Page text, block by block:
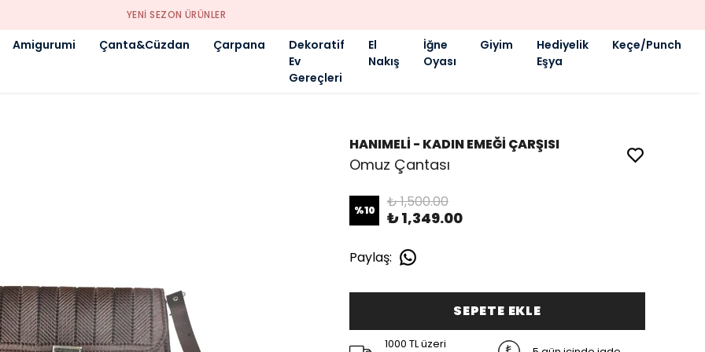
YENI SEZON ÜRÜNLER
Amigurumi Çanta&Cüzdan Çarpana
Dekoratif
Ev
Gereçleri
El
Nakış
İğne
Oyası
Giyim
Hediyelik
Eşya
Keçe/Punch
HANIMELİ - KADIN EMEĞİ ÇARŞISI
Omuz Çantası
%10 ₺ 1,500.00
₺ 1,349.00
Paylaş:
SEPETE EKLE
1000 TL üzeri